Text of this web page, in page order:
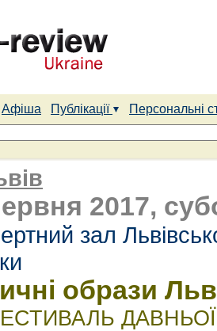
Афіша Публікації
Персональні
2017,
зал
образи